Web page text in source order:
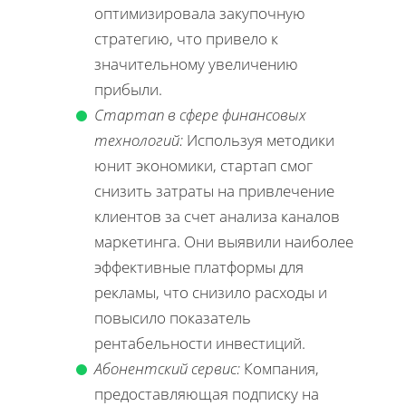
оптимизировала закупочную
стратегию, что привело к
значительному увеличению
прибыли.
Стартап в сфере финансовых
технологий: Используя методики
юнит экономики, стартап смог
снизить затраты на привлечение
клиентов за счет анализа каналов
маркетинга. Они выявили наиболее
эффективные платформы для
рекламы, что снизило расходы и
повысило показатель
рентабельности инвестиций.
Абонентский сервис: Компания,
предоставляющая подписку на